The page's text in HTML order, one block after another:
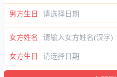
男方生日
女方姓名
女方生日